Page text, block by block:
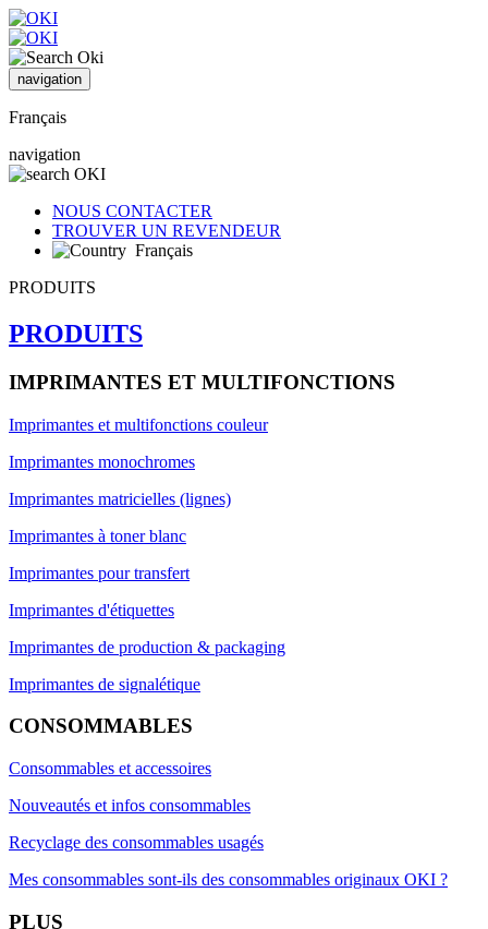
navigation
Français
navigation
NOUS CONTACTER
TROUVER UN REVENDEUR
Français
PRODUITS
PRODUITS
IMPRIMANTES ET MULTIFONCTIONS
Imprimantes et multifonctions couleur
Imprimantes monochromes
Imprimantes matricielles (lignes)
Imprimantes à toner blanc
Imprimantes pour transfert
Imprimantes d'étiquettes
Imprimantes de production & packaging
Imprimantes de signalétique
CONSOMMABLES
Consommables et accessoires
Nouveautés et infos consommables
Recyclage des consommables usagés
Mes consommables sont-ils des consommables originaux OKI ?
PLUS